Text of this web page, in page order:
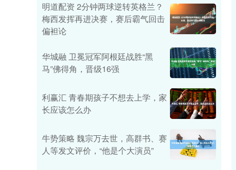
明道配资 2分钟两球逆转英格兰？
梅西发挥再进决赛，赛后霸气回击
偏袒论
华城融 卫冕冠军阿根廷战胜“黑
马”佛得角，晋级16强
利赢汇 青春期孩子不想去上学，家
长应该怎么办
牛势策略 魏宗万去世，高群书、赛
人等发文评价，“他是个大演员”